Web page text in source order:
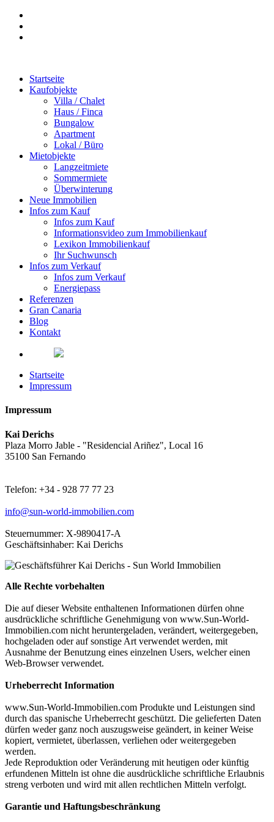
Startseite
Kaufobjekte
Villa / Chalet
Haus / Finca
Bungalow
Apartment
Lokal / Büro
Mietobjekte
Langzeitmiete
Sommermiete
Überwinterung
Neue Immobilien
Infos zum Kauf
Infos zum Kauf
Informationsvideo zum Immobilienkauf
Lexikon Immobilienkauf
Ihr Suchwunsch
Infos zum Verkauf
Infos zum Verkauf
Energiepass
Referenzen
Gran Canaria
Blog
Kontakt
Startseite
Impressum
Impressum
Kai Derichs
Plaza Morro Jable - "Residencial Ariñez", Local 16
35100 San Fernando
Telefon: +34 - 928 77 77 23
info@sun-world-immobilien.com
Steuernummer: X-9890417-A
Geschäftsinhaber: Kai Derichs
Alle Rechte vorbehalten
Die auf dieser Website enthaltenen Informationen dürfen ohne
ausdrückliche schriftliche Genehmigung von www.Sun-World-
Immobilien.com nicht heruntergeladen, verändert, weitergegeben,
hochgeladen oder auf sonstige Art verwendet werden, mit
Ausnahme der Benutzung eines einzelnen Users, welcher einen
Web-Browser verwendet.
Urheberrecht Information
www.Sun-World-Immobilien.com Produkte und Leistungen sind
durch das spanische Urheberrecht geschützt. Die gelieferten Daten
dürfen weder ganz noch auszugsweise geändert, in keiner Weise
kopiert, vermietet, überlassen, verliehen oder weitergegeben
werden.
Jede Reproduktion oder Veränderung mit heutigen oder künftig
erfundenen Mitteln ist ohne die ausdrückliche schriftliche Erlaubnis
streng verboten und wird mit allen rechtlichen Mitteln verfolgt.
Garantie und Haftungsbeschränkung